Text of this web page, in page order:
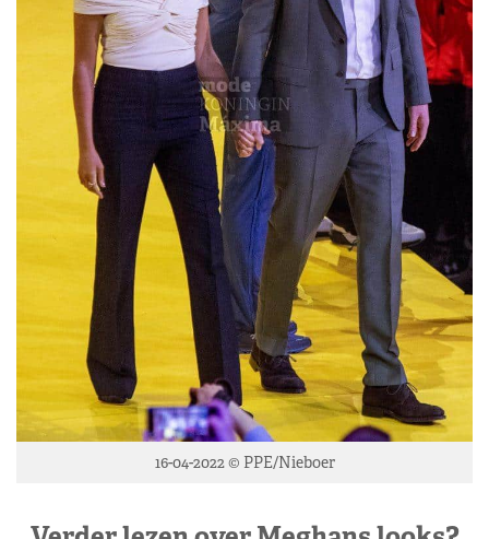
16-04-2022 © PPE/Nieboer